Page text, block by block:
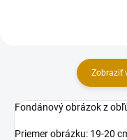
Zobraziť
Fondánový obrázok z
Priemer obrázku: 19-20